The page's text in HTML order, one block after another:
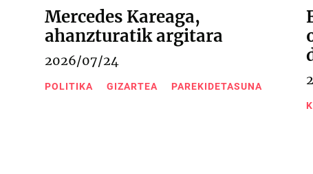
Mercedes Kareaga,
ahanzturatik argitara
2026/07/24
POLITIKA GIZARTEA PAREKIDETASUNA